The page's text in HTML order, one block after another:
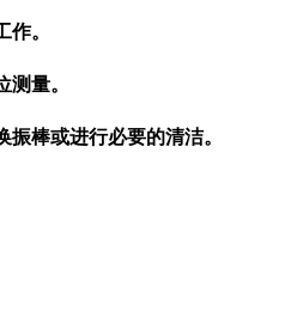
。
量。
振棒或进行必要的清洁。